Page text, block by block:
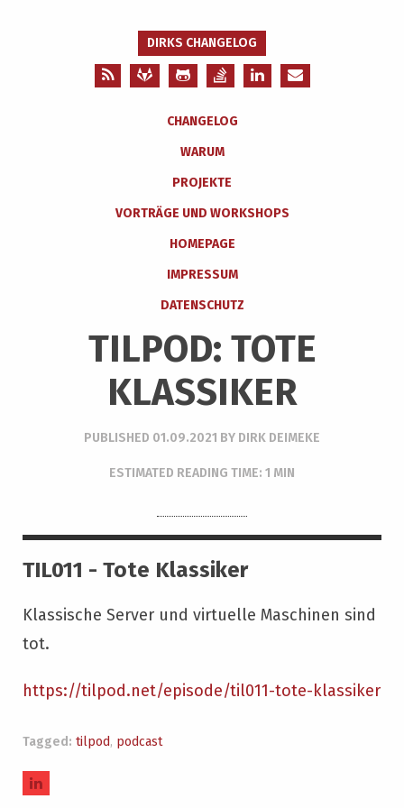
DIRKS CHANGELOG
CHANGELOG
WARUM
PROJEKTE
VORTRÄGE UND WORKSHOPS
HOMEPAGE
IMPRESSUM
DATENSCHUTZ
TILPOD: TOTE
KLASSIKER
PUBLISHED 01.09.2021 BY DIRK DEIMEKE
ESTIMATED READING TIME: 1 MIN
TIL011 - Tote Klassiker
Klassische Server und virtuelle Maschinen sind
tot.
https://tilpod.net/episode/til011-tote-klassiker
Tagged: tilpod, podcast